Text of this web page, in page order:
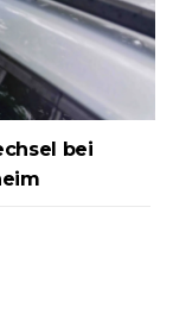
bei